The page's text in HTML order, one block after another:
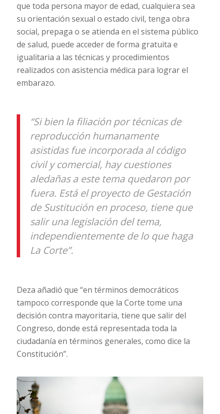
que toda persona mayor de edad, cualquiera sea
su orientación sexual o estado civil, tenga obra
social, prepaga o se atienda en el sistema público
de salud, puede acceder de forma gratuita e
igualitaria a las técnicas y procedimientos
realizados con asistencia médica para lograr el
embarazo.
“Si bien la filiación por técnicas de
reproducción humanamente
asistidas fue incorporada al código
civil y comercial, hay cuestiones
aledañas a este tema quedaron por
fuera. Está el proyecto de Gestación
de Sustitución en proceso, tiene que
salir una legislación del tema,
independientemente de lo que haga
La Corte”.
Deza añadió que “en términos democráticos
tampoco corresponde que la Corte tome una
decisión contra mayoritaria, tiene que salir del
Congreso, donde está representada toda la
ciudadanía en términos generales, como dice la
Constitución”.